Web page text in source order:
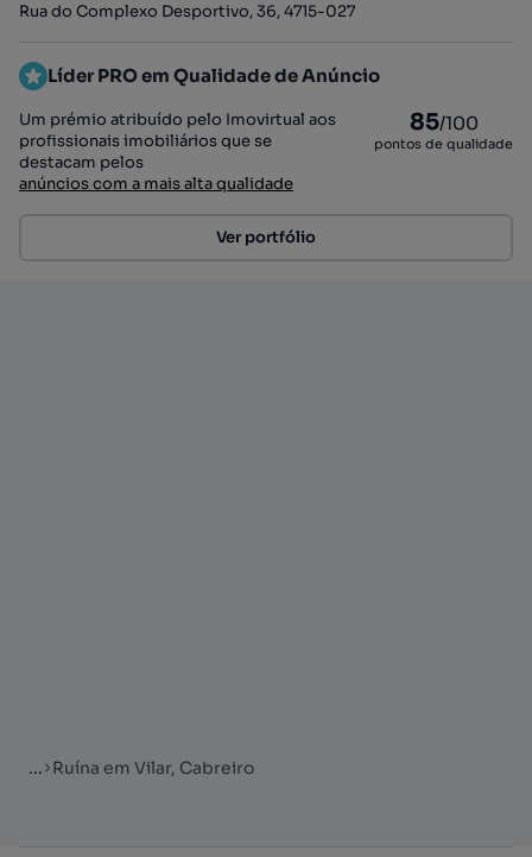
Rua do Complexo Desportivo, 36, 4715-027
Líder PRO em Qualidade de Anúncio
Um prémio atribuído pelo Imovirtual aos
profissionais imobiliários que se
destacam pelos
anúncios com a mais alta qualidade
85/100
pontos de qualidade
Ver portfólio
... Ruína em Vilar, Cabreiro